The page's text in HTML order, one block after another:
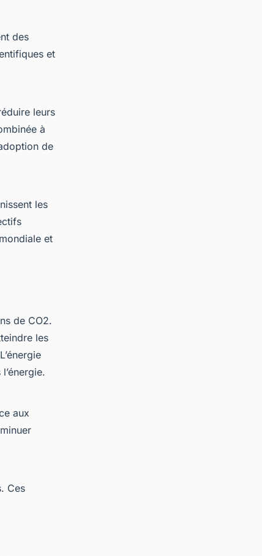
des
et
leurs
à
de
les
et
de CO2.
les
aux
Ces